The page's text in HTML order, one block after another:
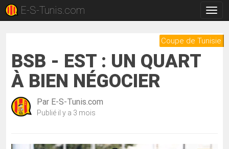
la
E-S-Tunis.com
Coupe de Tunisie
BSB - EST : UN QUART
À BIEN NÉGOCIER
Par E-S-Tunis.com
Publié il y a 3 mois